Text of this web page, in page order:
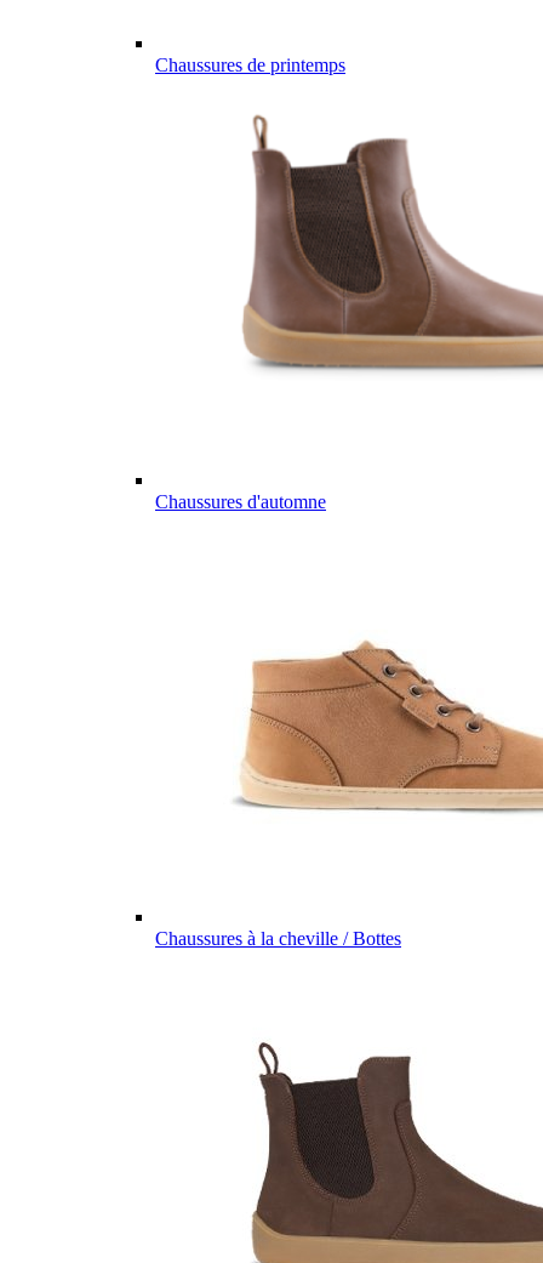
Chaussures de printemps
Chaussures d'automne
Chaussures à la cheville / Bottes